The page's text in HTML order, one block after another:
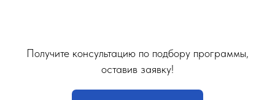
Получите консультацию по подбору программы,
оставив заявку!